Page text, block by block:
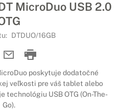
MicroDuo USB 2.0
DTDUO/16GB
poskytuje dodatočné
veľkosti pre váš tablet alebo
technológiu USB OTG (On-The-
Go).